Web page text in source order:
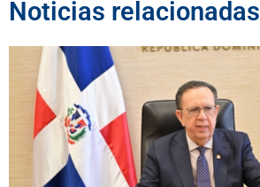
Noticias relacionadas